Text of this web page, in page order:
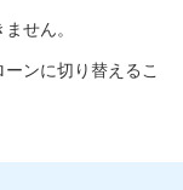
せん。
ンに切り替えるこ